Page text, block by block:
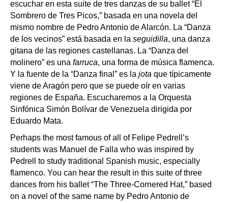
escuchar en esta suite de tres danzas de su ballet “El
Sombrero de Tres Picos,” basada en una novela del
mismo nombre de Pedro Antonio de Alarcón. La “Danza
de los vecinos” está basada en la seguidilla, una danza
gitana de las regiones castellanas. La “Danza del
molinero” es una farruca, una forma de música flamenca.
Y la fuente de la “Danza final” es la jota que típicamente
viene de Aragón pero que se puede oír en varias
regiones de España. Escucharemos a la Orquesta
Sinfónica Simón Bolívar de Venezuela dirigida por
Eduardo Mata.
Perhaps the most famous of all of Felipe Pedrell’s
students was Manuel de Falla who was inspired by
Pedrell to study traditional Spanish music, especially
flamenco. You can hear the result in this suite of three
dances from his ballet “The Three-Cornered Hat,” based
on a novel of the same name by Pedro Antonio de